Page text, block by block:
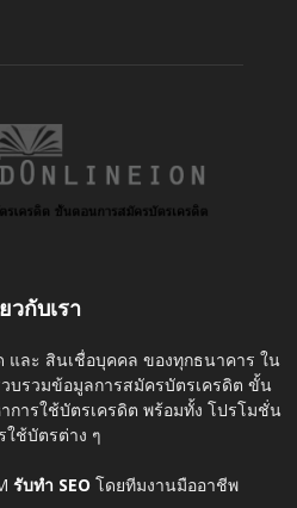
วกับเรา
และ สินเชื่อบุคคล ของทุกธนาคาร ใน
บรวมข้อมูลการสมัครบัตรเครดิต ขั้น
ารใช้บัตรเครดิต พร้อมทั้ง โปรโมชั่น
ใช้บัตรต่าง ๆ
รับทำ SEO โดยทีมงานมืออาชีพ